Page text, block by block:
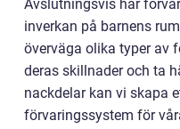
Avslutningsvis har
inverkan på barnens
överväga olika typer av
deras skillnader och ta
nackdelar kan vi skapa
förvaringssystem för